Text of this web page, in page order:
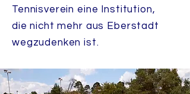
Tennisverein eine Institution,
die nicht mehr aus Eberstadt
wegzudenken ist.